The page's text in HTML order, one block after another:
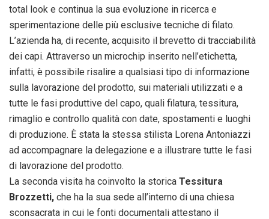
total look e continua la sua evoluzione in ricerca e
sperimentazione delle più esclusive tecniche di filato.
L’azienda ha, di recente, acquisito il brevetto di tracciabilità
dei capi. Attraverso un microchip inserito nell’etichetta,
infatti, è possibile risalire a qualsiasi tipo di informazione
sulla lavorazione del prodotto, sui materiali utilizzati e a
tutte le fasi produttive del capo, quali filatura, tessitura,
rimaglio e controllo qualità con date, spostamenti e luoghi
di produzione. È stata la stessa stilista Lorena Antoniazzi
ad accompagnare la delegazione e a illustrare tutte le fasi
di lavorazione del prodotto.
La seconda visita ha coinvolto la storica Tessitura
Brozzetti, che ha la sua sede all’interno di una chiesa
sconsacrata in cui le fonti documentali attestano il